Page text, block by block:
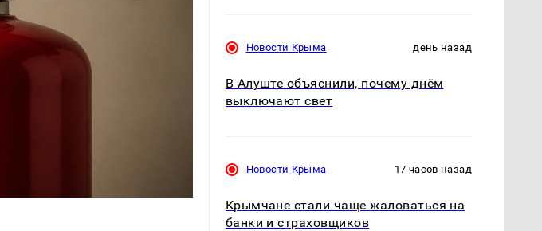
Новости Крыма день назад
В Алуште объяснили, почему днём
выключают свет
Новости Крыма 17 часов назад
Крымчане стали чаще жаловаться на
банки и страховщиков